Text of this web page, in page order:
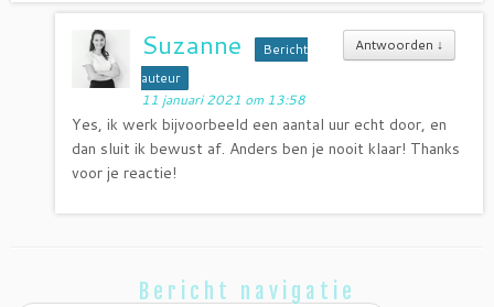
Antwoorden ↓
Suzanne
Bericht
auteur
11 januari 2021 om 13:58
Yes, ik werk bijvoorbeeld een aantal uur echt door, en
dan sluit ik bewust af. Anders ben je nooit klaar! Thanks
voor je reactie!
Bericht navigatie